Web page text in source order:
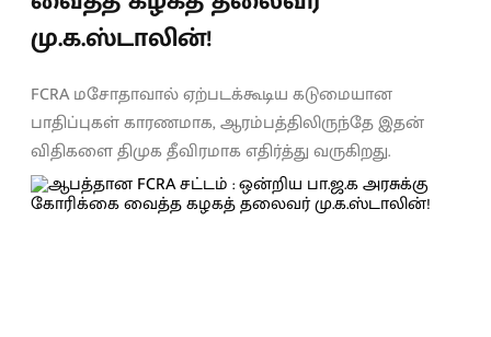
மு.க.ஸ்டாலின்!
FCRA மசோதாவால் ஏற்படக்கூடிய கடுமையான
பாதிப்புகள் காரணமாக, ஆரம்பத்திலிருந்தே இதன்
விதிகளை திமுக தீவிரமாக எதிர்த்து வருகிறது.